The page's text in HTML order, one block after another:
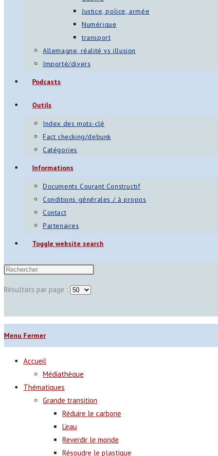
Justice, police, armée
Numérique
transport
Allemagne, réalité vs illusion
Importé/divers
Podcasts
Outils
Index des mots-clé
Fact checking/debunk
Catégories
Informations
Documents Courant Constructif
Conditions générales / à propos
Contact
Partenaires
Toggle website search
Résultats par page :
Menu Fermer
Accueil
Médiathèque
Thématiques
Grande transition
Réduire le carbone
L’eau
Reverdir le monde
Résoudre le plastique